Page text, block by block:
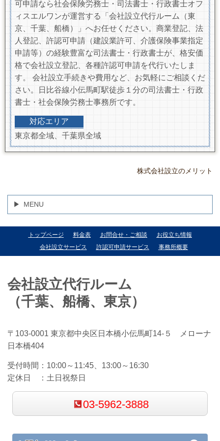
可申請なら社会保険労務士・司法書士・行政書士オフ
ィスエルワンが運営する「会社設立代行ルーム（東
京、千葉、船橋）」へお任せください。商業登記、法
人登記、許認可申請（建設業許可、介護保険事業指定
申請等）の経験豊富な司法書士・行政書士が、格安価
格で会社設立登記、各種許認可申請を代行いたしま
す。 会社設立手続きや費用など、お気軽にご相談くだ
さい。日比谷線小伝馬町駅徒歩１分の司法書士・行政
書士・社会保険労務士事務所です。
対応エリア
東京都全域、千葉県全域
株式会社設立のメリット
MENU
トップページ 料金表 お問合せ・ご相談
お役立ち情報
会社設立サービス
許認可申請サービス 事務所概要
会社設立代行ルーム
（千葉、船橋、東京）
〒103-0001 東京都中央区日本橋小伝馬町14-５ メローナ
日本橋404
受付時間： 10:00～11:45、13:00～16:30
定休日 ： 土日祝祭日
03-5962-3888